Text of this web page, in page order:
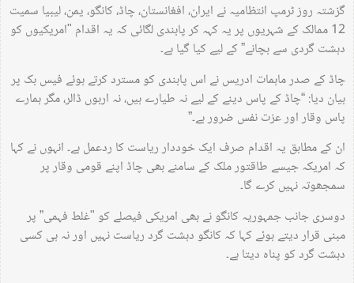
گزشتہ روز ٹرمپ انتظامیہ نے ایران، افغانستان، چاڈ، کانگو، یمن، لیبیا سمیت
12 ممالک کے شہریوں پر یہ کہہ کر پابندی لگائی کہ یہ اقدام "امریکیوں کو
دہشت گردی سے بچانے” کے لیے کیا گیا ہے۔
چاڈ کے صدر ماہمات ادریس نے اس پابندی کو مسترد کرتے ہوئے فیس بک پر
بیان دیا: “چاڈ کے پاس دینے کے لیے نہ طیارے ہیں، نہ اربوں ڈالر، مگر ہمارے
پاس وقار اور عزت نفس ضرور ہے۔”
ان کے مطابق یہ اقدام صرف ایک خوددار ریاست کا ردعمل ہے۔ انہوں نے کہا
کہ امریکہ جیسے طاقتور ملک کے سامنے بھی چاڈ اپنے قومی وقار پر
سمجھوتہ نہیں کرے گا۔
دوسری جانب جمہوریہ کانگو نے بھی امریکی فیصلے کو "غلط فہمی” پر
مبنی قرار دیتے ہوئے کہا کہ کانگو دہشت گرد ریاست نہیں اور نہ ہی کسی
دہشت گرد کو پناہ دیتا ہے۔